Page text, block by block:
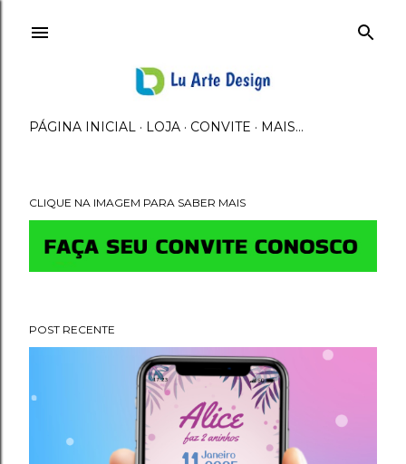
PÁGINA INICIAL LOJA CONVITE MAIS…
M
e
s
g
CLIQUE NA IMAGEM PARA SABER MAIS
POST RECENTE